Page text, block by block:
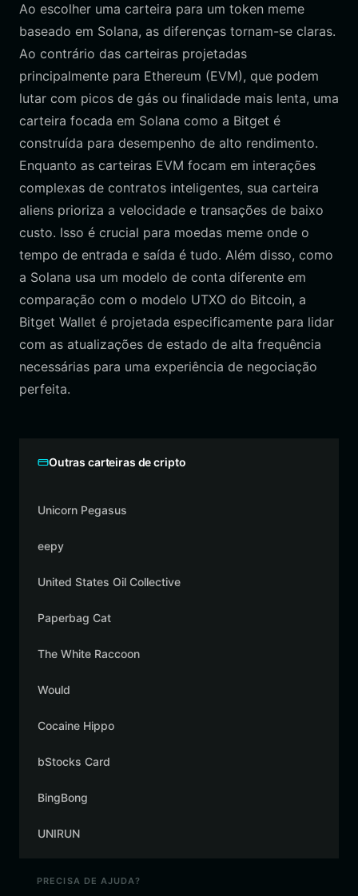
Ao escolher uma carteira para um token meme
baseado em Solana, as diferenças tornam-se claras.
Ao contrário das carteiras projetadas
principalmente para Ethereum (EVM), que podem
lutar com picos de gás ou finalidade mais lenta, uma
carteira focada em Solana como a Bitget é
construída para desempenho de alto rendimento.
Enquanto as carteiras EVM focam em interações
complexas de contratos inteligentes, sua carteira
aliens prioriza a velocidade e transações de baixo
custo. Isso é crucial para moedas meme onde o
tempo de entrada e saída é tudo. Além disso, como
a Solana usa um modelo de conta diferente em
comparação com o modelo UTXO do Bitcoin, a
Bitget Wallet é projetada especificamente para lidar
com as atualizações de estado de alta frequência
necessárias para uma experiência de negociação
perfeita.
Outras carteiras de cripto
Unicorn Pegasus
eepy
United States Oil Collective
Paperbag Cat
The White Raccoon
Would
Cocaine Hippo
bStocks Card
BingBong
UNIRUN
PRECISA DE AJUDA?